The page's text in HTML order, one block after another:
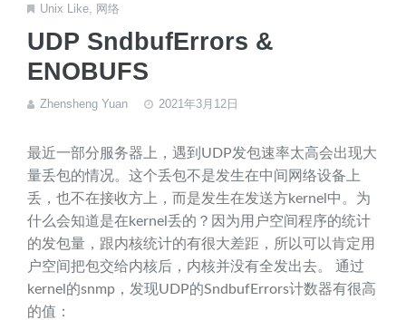
Unix Like 网络
UDP SndbufErrors &
ENOBUFS
Zhensheng Yuan 2021年3月12日
最近一部分服务器上，遇到UDP发包速率太高会出现大
量丢包的情况。这个丢包不是发生在中间网络设备上
丢，也不在接收方上，而是发生在发送方kernel中。为
什么会知道是在kernel丢的？因为用户空间程序的统计
的发包量，跟内核统计的有很大差距，所以可以肯定用
户空间把包交给内核后，内核并没有全发出去。 通过
kernel的snmp，发现UDP的SndbufErrors计数器有很高
的值：